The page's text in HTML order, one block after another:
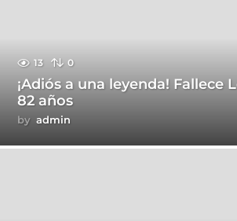
13 0
¡Adiós a una leyenda! Fallece
82 años
by admin